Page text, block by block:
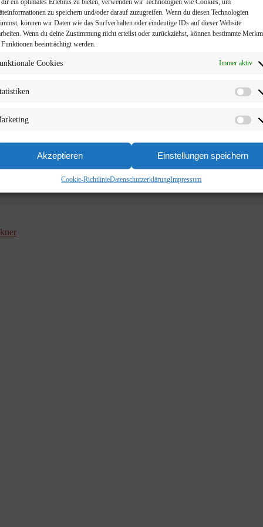
zu speichern und/oder darauf zuzugreifen. Wenn du diesen Technologien
können wir Daten wie das Surfverhalten oder eindeutige IDs auf dieser Website
Wenn du deine Zustimmung nicht erteilst oder zurückziehst, können bestimmte
beeinträchtigt werden.
Cookies Immer aktiv
Akzeptieren Einstellungen speichern
Cookie-RichtlinieDatenschutzerklärungImpressum